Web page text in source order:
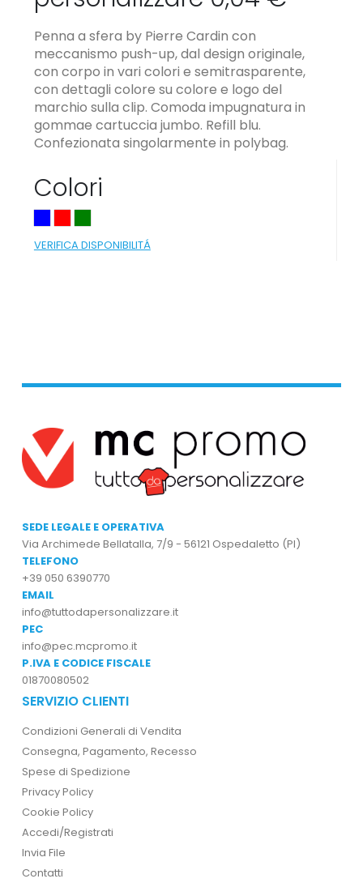
Penna a sfera by Pierre Cardin con
meccanismo push-up, dal design originale,
con corpo in vari colori e semitrasparente,
con dettagli colore su colore e logo del
marchio sulla clip. Comoda impugnatura in
gommae cartuccia jumbo. Refill blu.
Confezionata singolarmente in polybag.
Colori
VERIFICA DISPONIBILITÁ
SEDE LEGALE E OPERATIVA
Via Archimede Bellatalla, 7/9 - 56121 Ospedaletto (PI)
TELEFONO
+39 050 6390770
EMAIL
info@tuttodapersonalizzare.it
PEC
info@pec.mcpromo.it
P.IVA E CODICE FISCALE
01870080502
SERVIZIO CLIENTI
Condizioni Generali di Vendita
Consegna, Pagamento, Recesso
Spese di Spedizione
Privacy Policy
Cookie Policy
Accedi/Registrati
Invia File
Contatti